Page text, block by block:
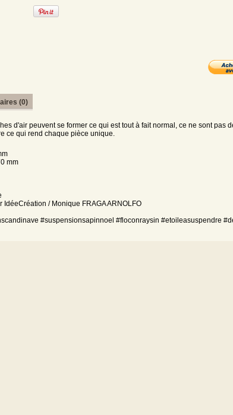
(0)
d'air peuvent se former ce qui est tout à fait normal, ce ne sont pas
ce qui rend chaque pièce unique.
mm
/ Monique FRAGA ARNOLFO
#suspensionsapinnoel #floconraysin #etoileasuspendre